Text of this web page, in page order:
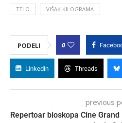
TELO VIŠAK KILOGRAMA
PODELI 0
Linkedin Threads
previous
Repertoar bioskopa Cine